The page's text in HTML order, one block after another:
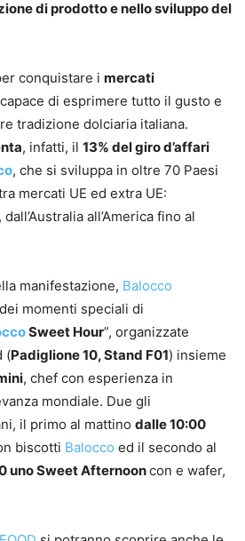
di prodotto e nello sviluppo del
conquistare i mercati
di esprimere tutto il gusto e
tradizione dolciaria italiana.
, infatti, il 13% del giro d’affari
, che si sviluppa in oltre 70 Paesi
mercati UE ed extra UE:
all’America fino al
manifestazione, Balocco
momenti speciali di
Sweet Hour”, organizzate
(Padiglione 10, Stand F01) insieme
, chef con esperienza in
mondiale. Due gli
il primo al mattino dalle 10:00
biscotti Balocco ed il secondo al
uno Sweet Afternooncon e wafer,